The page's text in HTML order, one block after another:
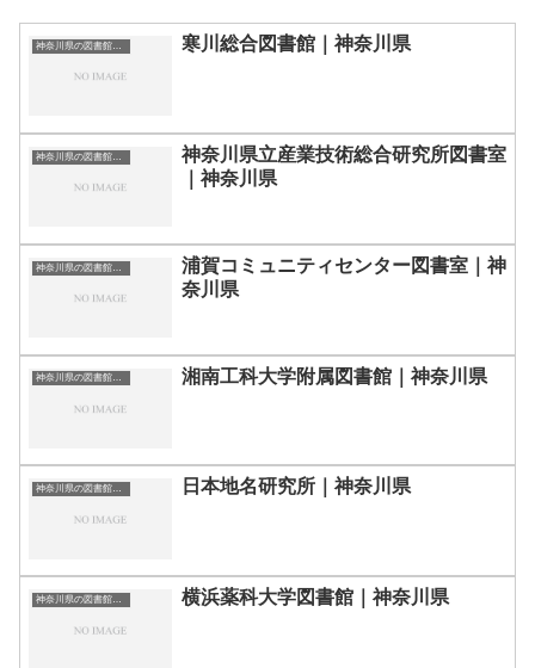
神奈川県の図書館｜勉強できる場所 寒川総合図書館｜神奈川県
神奈川県の図書館｜勉強できる場所
神奈川県立産業技術総合研究所図書室
｜神奈川県
神奈川県の図書館｜勉強できる場所
浦賀コミュニティセンター図書室｜神
奈川県
神奈川県の図書館｜勉強できる場所 湘南工科大学附属図書館｜神奈川県
神奈川県の図書館｜勉強できる場所 日本地名研究所｜神奈川県
神奈川県の図書館｜勉強できる場所 横浜薬科大学図書館｜神奈川県